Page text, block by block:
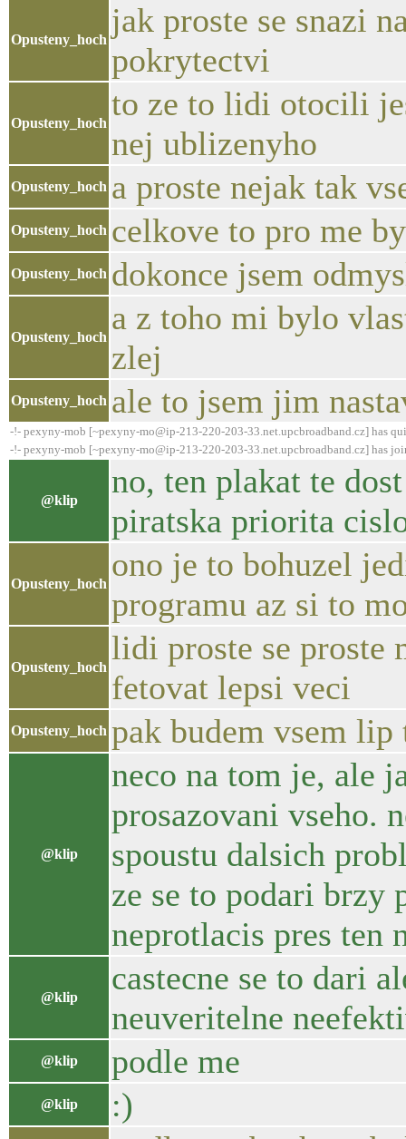
Opusteny_hoch
jak proste se snazi
pokrytectvi
Opusteny_hoch
to ze to lidi otocili
nej ublizenyho
Opusteny_hoch a proste nejak tak
Opusteny_hoch celkove to pro me
Opusteny_hoch dokonce jsem
Opusteny_hoch
a z toho mi bylo
zlej
Opusteny_hoch ale to jsem jim
-!- pexyny-mob [~pexyny-mo@ip-213-220-203-33.net.upcbroadband.cz] has
-!- pexyny-mob [~pexyny-mo@ip-213-220-203-33.net.upcbroadband.cz] has
@klip
no, ten plakat te
piratska priorita
Opusteny_hoch
ono je to bohuzel
programu az si to
Opusteny_hoch
lidi proste se proste
fetovat lepsi veci
Opusteny_hoch pak budem vsem
@klip
neco na tom je, ale
prosazovani vseho.
spoustu dalsich
ze se to podari brzy
neprotlacis pres ten
@klip
castecne se to dari
neuveritelne
@klip podle me
@klip :)